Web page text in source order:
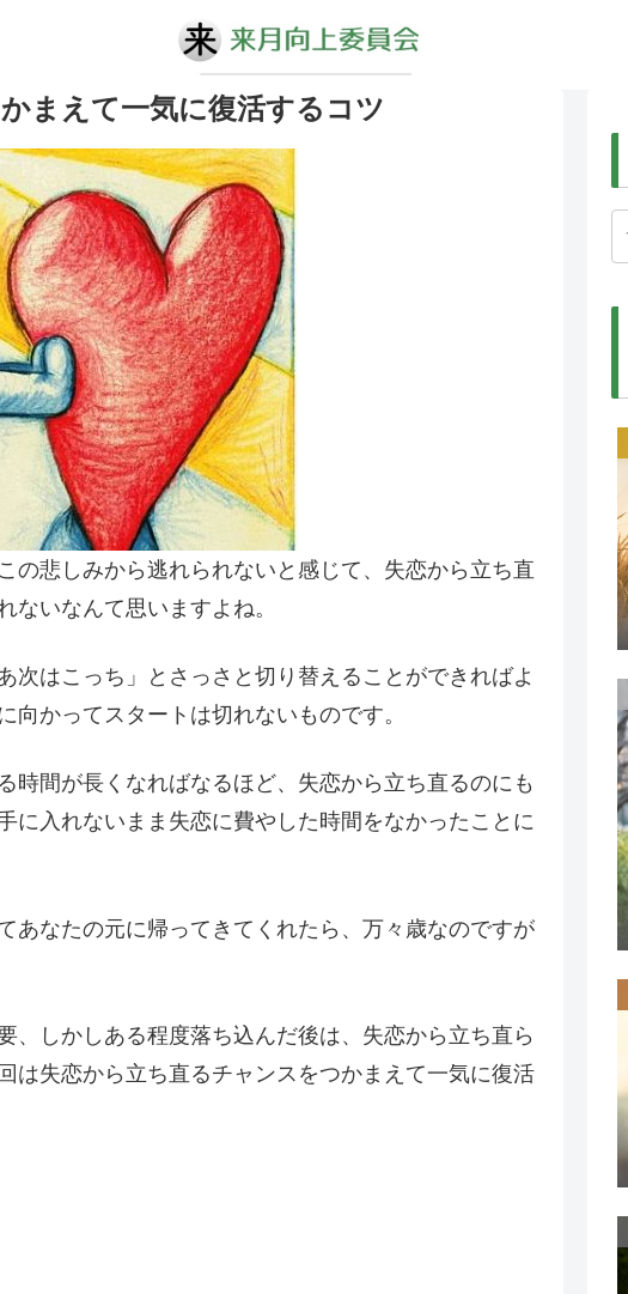
まえて一気に復活するコツ
の悲しみから逃れられないと感じて、失恋から立ち直
ないなんて思いますよね。
次はこっち」とさっさと切り替えることができればよ
かってスタートは切れないものです。
時間が長くなればなるほど、失恋から立ち直るのにも
に入れないまま失恋に費やした時間をなかったことに
あなたの元に帰ってきてくれたら、万々歳なのですが
、しかしある程度落ち込んだ後は、失恋から立ち直ら
は失恋から立ち直るチャンスをつかまえて一気に復活